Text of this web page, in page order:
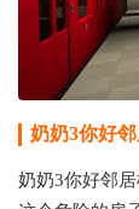
奶奶3你好
奶奶3你好邻